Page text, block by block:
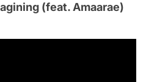
(feat. Amaarae)